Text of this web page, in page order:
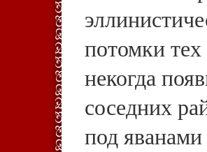
потомки
некогда
соседних
под